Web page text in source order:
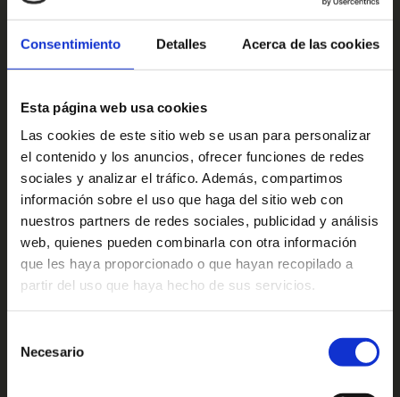
Consentimiento Detalles Acerca de las cookies
Esta página web usa cookies
Las cookies de este sitio web se usan para personalizar
el contenido y los anuncios, ofrecer funciones de redes
sociales y analizar el tráfico. Además, compartimos
información sobre el uso que haga del sitio web con
nuestros partners de redes sociales, publicidad y análisis
web, quienes pueden combinarla con otra información
que les haya proporcionado o que hayan recopilado a
partir del uso que haya hecho de sus servicios.
Necesario
LINFA SOLARE
PROTECTION OIL
LINFA SOLARE DRY
SPRAY